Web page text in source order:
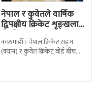
नेपाल र कुवेतले वार्षिक
द्विपक्षीय क्रिकेट शृङ्खला
खेल्ने
काठमाडाैँ । नेपाल क्रिकेट सङ्घ
(क्यान) र कुवेत क्रिकेट बोर्ड बीच
भएकाे